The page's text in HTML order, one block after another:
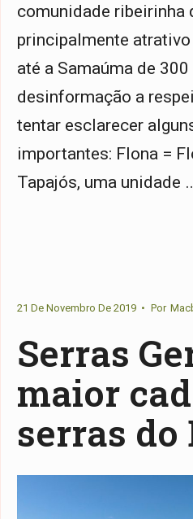
comunidade ribeirinha
principalmente
até a Samaúma de
desinformação a
tentar esclarecer
importantes: Flona =
Tapajós, uma unidade
21 De Novembro De 2019 • Por
Serras
maior
serras do